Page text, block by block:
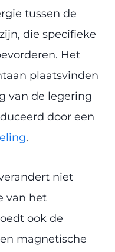
tussen de
die specifieke
Het
plaatsvinden
van de legering
door een
.
niet
van het
ook de
magnetische